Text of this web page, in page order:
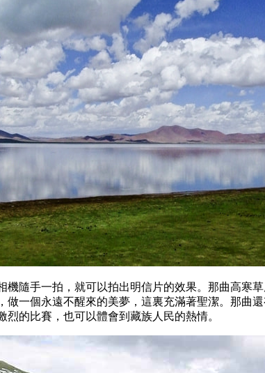
機隨手一拍，就可以拍出明信片的效果。那曲高寒
做一個永遠不醒來的美夢，這裏充滿著聖潔。那曲
烈的比賽，也可以體會到藏族人民的熱情。